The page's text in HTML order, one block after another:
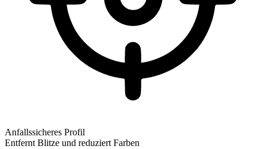
Anfallssicheres Profil
Entfernt Blitze und reduziert Farben